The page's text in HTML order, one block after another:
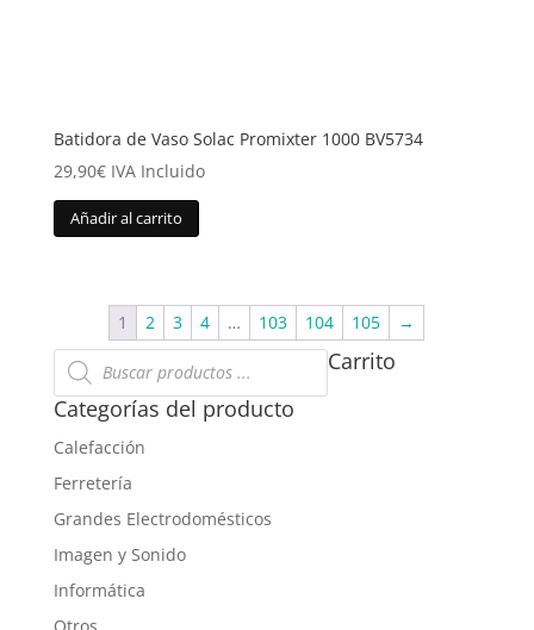
Batidora de Vaso Solac Promixter 1000 BV5734
29,90€ IVA Incluido
Añadir al carrito
1 2 3 4 … 103 104 105
→
Búsqueda
de
productos
Carrito
Categorías del producto
Calefacción
Ferretería
Grandes Electrodomésticos
Imagen y Sonido
Informática
Otros